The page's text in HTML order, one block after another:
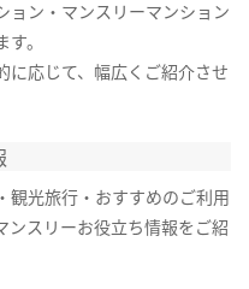
ョン・マンスリーマンション
。
に応じて、幅広くご紹介させ
観光旅行・おすすめのご利用
ンスリーお役立ち情報をご紹